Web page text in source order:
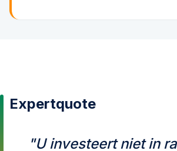
Expertquote
"U investeert niet in